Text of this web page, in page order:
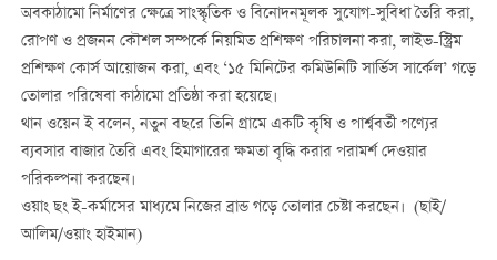
অবকাঠামো নির্মাণের ক্ষেত্রে সাংস্কৃতিক ও বিনোদনমূলক সুযোগ-সুবিধা তৈরি করা,
রোপণ ও প্রজনন কৌশল সম্পর্কে নিয়মিত প্রশিক্ষণ পরিচালনা করা, লাইভ-স্ট্রিম
প্রশিক্ষণ কোর্স আয়োজন করা, এবং ‘১৫ মিনিটের কমিউনিটি সার্ভিস সার্কেল’ গড়ে
তোলার পরিষেবা কাঠামো প্রতিষ্ঠা করা হয়েছে।
থান ওয়েন ই বলেন, নতুন বছরে তিনি গ্রামে একটি কৃষি ও পার্শ্ববর্তী পণ্যের
ব্যবসার বাজার তৈরি এবং হিমাগারের ক্ষমতা বৃদ্ধি করার পরামর্শ দেওয়ার
পরিকল্পনা করছেন।
ওয়াং ছং ই-কর্মাসের মাধ্যমে নিজের ব্রান্ড গড়ে তোলার চেষ্টা করছেন। (ছাই/
আলিম/ওয়াং হাইমান)